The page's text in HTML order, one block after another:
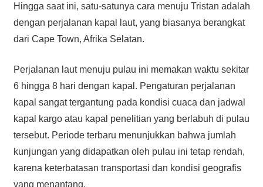
Hingga saat ini, satu-satunya cara menuju Tristan adalah
dengan perjalanan kapal laut, yang biasanya berangkat
dari Cape Town, Afrika Selatan.
Perjalanan laut menuju pulau ini memakan waktu sekitar
6 hingga 8 hari dengan kapal. Pengaturan perjalanan
kapal sangat tergantung pada kondisi cuaca dan jadwal
kapal kargo atau kapal penelitian yang berlabuh di pulau
tersebut. Periode terbaru menunjukkan bahwa jumlah
kunjungan yang didapatkan oleh pulau ini tetap rendah,
karena keterbatasan transportasi dan kondisi geografis
yang menantang.